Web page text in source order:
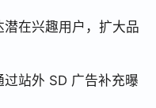
在兴趣用户，扩大品
站外 SD 广告补充曝